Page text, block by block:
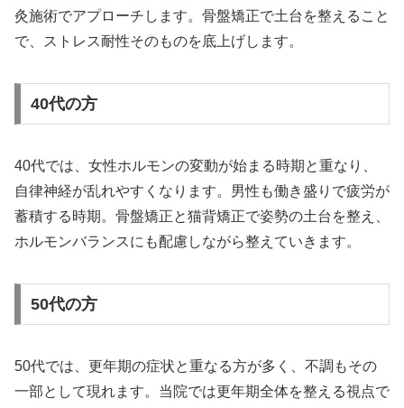
灸施術でアプローチします。骨盤矯正で土台を整えること
で、ストレス耐性そのものを底上げします。
40代の方
40代では、女性ホルモンの変動が始まる時期と重なり、
自律神経が乱れやすくなります。男性も働き盛りで疲労が
蓄積する時期。骨盤矯正と猫背矯正で姿勢の土台を整え、
ホルモンバランスにも配慮しながら整えていきます。
50代の方
50代では、更年期の症状と重なる方が多く、不調もその
一部として現れます。当院では更年期全体を整える視点で